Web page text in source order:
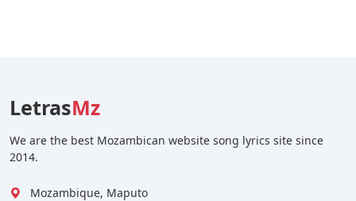
LetrasMz
We are the best Mozambican website song lyrics site since
2014.
Mozambique, Maputo